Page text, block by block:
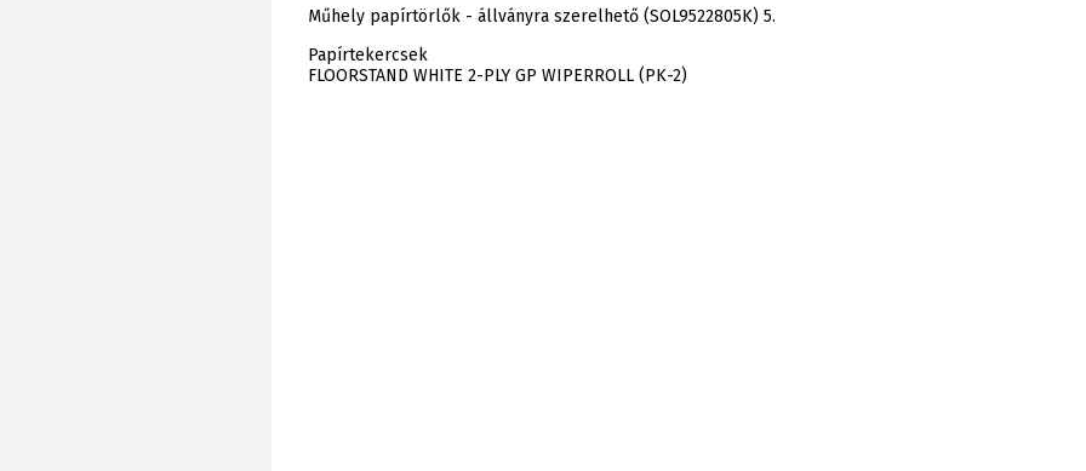
Műhely papírtörlők - állványra szerelhető (SOL9522805K) 5.
Papírtekercsek
FLOORSTAND WHITE 2-PLY GP WIPERROLL (PK-2)